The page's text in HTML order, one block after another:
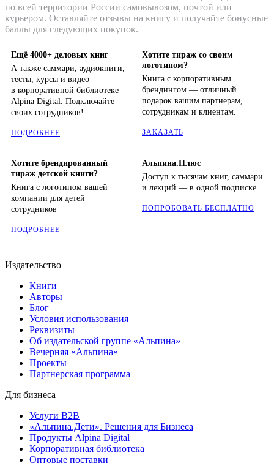
по всей территории России самовывозом, почтой или
курьером. Оставляйте отзывы на книгу и получайте бонусные
баллы для следующих покупок.
Ещё 4000+ деловых книг
А также саммари, аудиокниги,
тесты, курсы и видео –
в корпоративной библиотеке
Alpina Digital. Подключайте
своих сотрудников!
ПОДРОБНЕЕ
Хотите тираж со своим
логотипом?
Книга с корпоративным
брендингом — отличный
подарок вашим партнерам,
сотрудникам и клиентам.
ЗАКАЗАТЬ
Хотите брендированный
тираж детской книги?
Книга с логотипом вашей
компании для детей
сотрудников
ПОДРОБНЕЕ
Альпина.Плюс
Доступ к тысячам книг, саммари
и лекций — в одной подписке.
ПОПРОБОВАТЬ БЕСПЛАТНО
Издательство
Книги
Авторы
Блог
Условия использования
Реквизиты
Об издательской группе «Альпина»
Вечерняя «Альпина»
Проекты
Партнерская программа
Для бизнеса
Услуги B2B
«Альпина.Дети». Решения для Бизнеса
Продукты Alpina Digital
Корпоративная библиотека
Оптовые поставки